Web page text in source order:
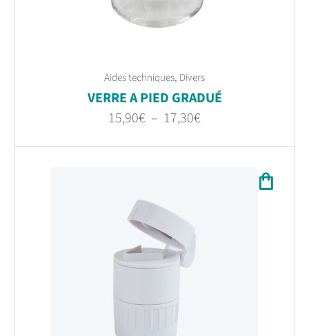
Aides techniques, Divers
VERRE A PIED GRADUÉ
15,90€ – 17,30€